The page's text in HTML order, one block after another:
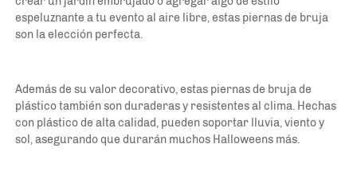
espeluznante a tu evento al aire libre, estas piernas de bruja
son la elección perfecta.
Además de su valor decorativo, estas piernas de bruja de
plástico también son duraderas y resistentes al clima. Hechas
con plástico de alta calidad, pueden soportar lluvia, viento y
sol, asegurando que durarán muchos Halloweens más.